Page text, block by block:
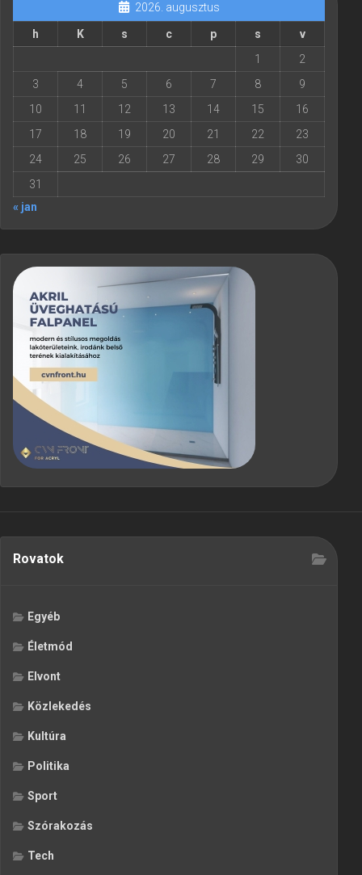
2026. augusztus
h K s c p s
v
1
2
3
4 5 6 7 8
9
10
11 12 13 14 15
16
17
18 19 20 21 22
23
24
25 26 27 28 29
30
31
« jan
Rovatok
Egyéb
Életmód
Elvont
Közlekedés
Kultúra
Politika
Sport
Szórakozás
Tech